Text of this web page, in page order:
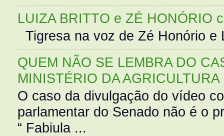
LUIZA BRITTO e ZÉ HONÓRIO
Tigresa na voz de Zé Honório
QUEM NÃO SE LEMBRA DO
MINISTÉRIO DA AGRICULTURA
O caso da divulgação do vídeo
parlamentar do Senado não é o
“ Fabiula ...